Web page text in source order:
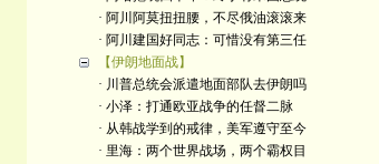
· 阿川阿莫扭扭腰，不尽俄油滚滚来
· 阿川建国好同志：可惜没有第三任
【伊朗地面战】
· 川普总统会派遣地面部队去伊朗吗
· 小泽：打通欧亚战争的任督二脉
· 从韩战学到的戒律，美军遵守至今
· 里海：两个世界战场，两个霸权目